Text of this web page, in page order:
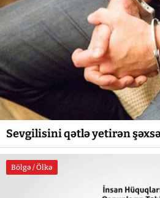
Sevgilisini qətlə yetirən
Bölgə / Ölkə